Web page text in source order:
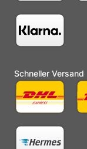
Schneller Versand